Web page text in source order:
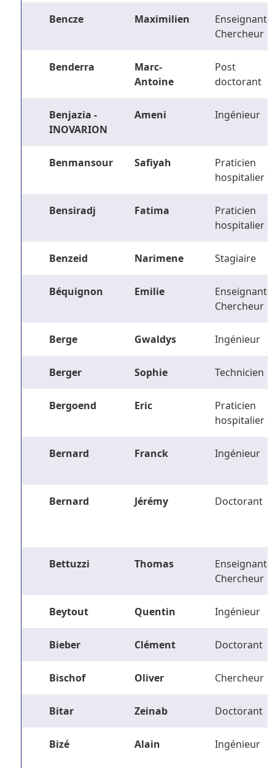
Bencze Maximilien
Enseignant-
Chercheur
Benderra
Marc-
Antoine
Post
doctorant
Benjazia -
INOVARION
Ameni Ingénieur
Benmansour Safiyah
Praticien
hospitalier
Bensiradj Fatima
Praticien
hospitalier
Benzeid Narimene Stagiaire
Béquignon Emilie
Enseignant-
Chercheur
Berge Gwaldys Ingénieur
Berger Sophie Technicien
Bergoend Eric
Praticien
hospitalier
Bernard Franck Ingénieur
Bernard Jérémy Doctorant
Bettuzzi Thomas
Enseignant-
Chercheur
Beytout Quentin Ingénieur
Bieber Clément Doctorant
Bischof Oliver Chercheur
Bitar Zeinab Doctorant
Bizé Alain Ingénieur